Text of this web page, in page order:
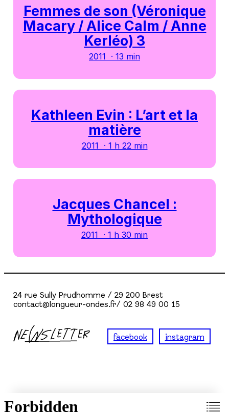
Femmes de son (Véronique
Macary / Alice Calm / Anne
Kerléo) 3
2011 · 13 min
Kathleen Evin : L’art et la
matière
2011 · 1 h 22 min
Jacques Chancel :
Mythologique
2011 · 1 h 30 min
24 rue Sully Prudhomme / 29 200 Brest
contact@longueur-ondes.fr/ 02 98 49 00 15
facebook instagram